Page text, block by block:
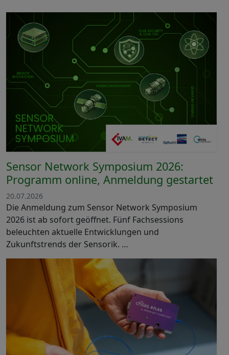
Sensor Network Symposium 2026:
Programm online, Anmeldung gestartet
20.07.2026
Die Anmeldung zum Sensor Network Symposium
2026 ist ab sofort geöffnet. Fünf Fachsessions
beleuchten aktuelle Entwicklungen und
Zukunftstrends der Sensorik. …